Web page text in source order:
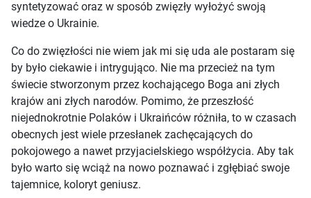
syntetyzować oraz w sposób zwięzły wyłożyć swoją
wiedze o Ukrainie.
Co do zwięzłości nie wiem jak mi się uda ale postaram się
by było ciekawie i intrygująco. Nie ma przecież na tym
świecie stworzonym przez kochającego Boga ani złych
krajów ani złych narodów. Pomimo, że przeszłość
niejednokrotnie Polaków i Ukraińców różniła, to w czasach
obecnych jest wiele przesłanek zachęcających do
pokojowego a nawet przyjacielskiego współżycia. Aby tak
było warto się wciąż na nowo poznawać i zgłębiać swoje
tajemnice, koloryt geniusz.